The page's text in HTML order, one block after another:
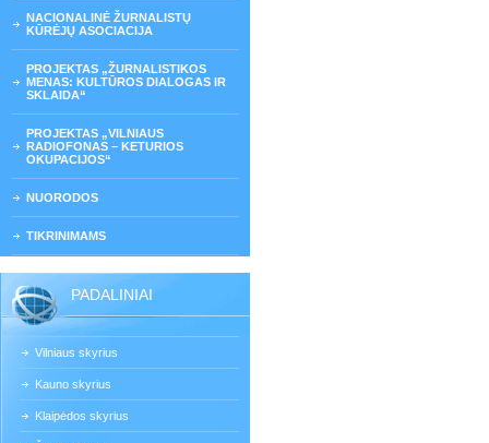
NACIONALINĖ ŽURNALISTŲ
KŪRĖJŲ ASOCIACIJA
PROJEKTAS „ŽURNALISTIKOS
MENAS: KULTŪROS DIALOGAS IR
SKLAIDA“
PROJEKTAS „VILNIAUS
RADIOFONAS – KETURIOS
OKUPACIJOS“
NUORODOS
TIKRINIMAMS
PADALINIAI
Vilniaus skyrius
Kauno skyrius
Klaipėdos skyrius